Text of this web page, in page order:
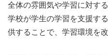
全体の雰囲気や学習に対す
学校が学生の学習を支援す
供することで、学習環境を